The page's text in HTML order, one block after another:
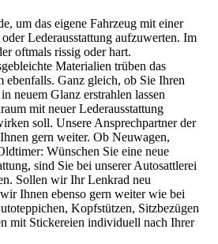
um das eigene Fahrzeug mit einer
Lederausstattung aufzuwerten. Im
oftmals rissig oder hart.
Materialien trüben das
ebenfalls. Ganz gleich, ob Sie Ihren
neuem Glanz erstrahlen lassen
mit neuer Lederausstattung
soll. Unsere Ansprechpartner der
gern weiter. Ob Neuwagen,
Wünschen Sie eine neue
sind Sie bei unserer Autosattlerei
Sollen wir Ihr Lenkrad neu
Ihnen ebenso gern weiter wie bei
Kopfstützen, Sitzbezügen
mit Stickereien individuell nach Ihrer